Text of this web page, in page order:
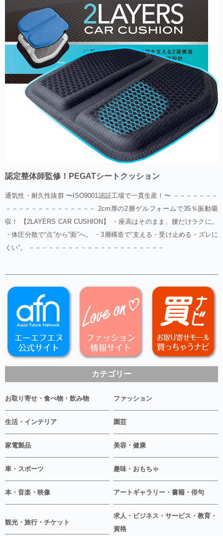
カテゴリー
お取り寄せ・食べ物・飲み物 ファッション
生活・インテリア 園芸
家電製品 美容・健康
車・スポーツ 趣味・おもちゃ
本・音楽・映像 アートギャラリー・書籍・俳句
観光・旅行・チケット
求人・ビジネス・サービス・教育・
資格
認定整体師監修！PEGATシートクッション
通気性・耐久性抜群 〜ISO9001認証工場で一貫生産！〜 －－－－－－－
－－－－－－－－－－－－－－ 2cm厚の2層ゲルフォームで35％振動吸
収！ 【2LAYERS CAR CUSHION】 ・座高はそのまま、腰だけラクに。
・体圧分散で“点”から“面”へ。 ・3層構造で“支える・受け止める・ズレに
くい”。 －－－－－－－－－－－－－－－－－－－－－